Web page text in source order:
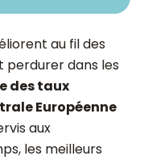
au fil des
dans les
des taux
Européenne
aux
les meilleurs